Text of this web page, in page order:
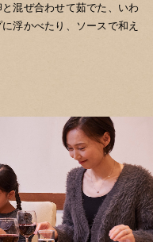
混ぜ合わせて茹でた、いわ
に浮かべたり、ソースで和え